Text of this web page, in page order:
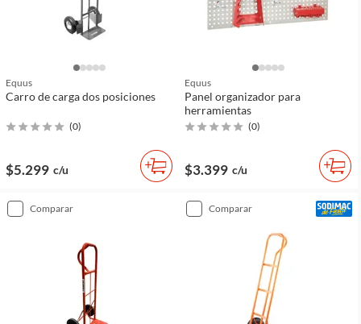
Equus
Carro de carga dos posiciones
(0)
$5.299 c/u
Equus
Panel organizador para
herramientas
(0)
$3.399 c/u
comparar comparar